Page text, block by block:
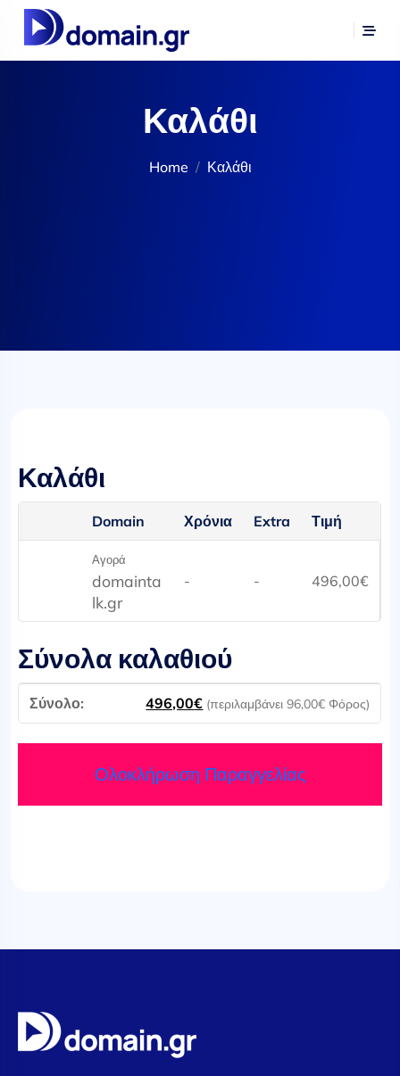
Καλάθι
Home Καλάθι
Καλάθι
Domain Χρόνια Extra Τιμή
Αγορά
domainta
lk.gr
- - 496,00€
Σύνολα καλαθιού
496,00€ (περιλαμβάνει96,00€ Φόρος)
Ολοκλήρωση Παραγγελίας